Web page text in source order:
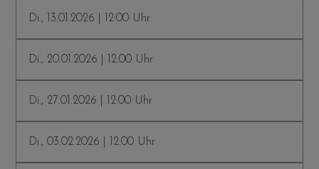
Di., 13.01.2026 | 12:00 Uhr
Di., 20.01.2026 | 12:00 Uhr
Di., 27.01.2026 | 12:00 Uhr
Di., 03.02.2026 | 12:00 Uhr